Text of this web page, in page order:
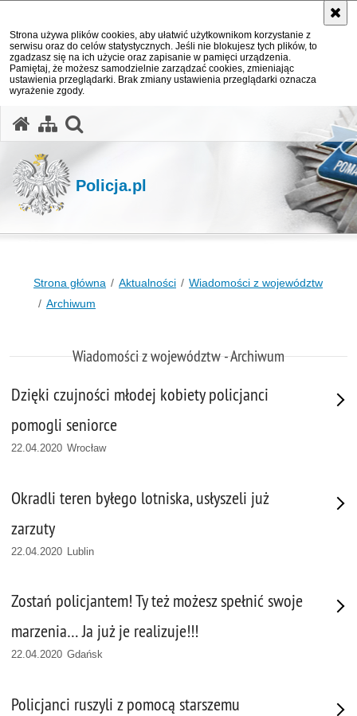
Strona używa plików cookies, aby ułatwić użytkownikom korzystanie z
serwisu oraz do celów statystycznych. Jeśli nie blokujesz tych plików, to
zgadzasz się na ich użycie oraz zapisanie w pamięci urządzenia.
Pamiętaj, że możesz samodzielnie zarządzać cookies, zmieniając
ustawienia przeglądarki. Brak zmiany ustawienia przeglądarki oznacza
wyrażenie zgody.
Policja.pl
Strona główna Aktualności
Wiadomości z województw
Archiwum
Wiadomości z województw - Archiwum
Dzięki czujności młodej kobiety policjanci
pomogli seniorce
22.04.2020 Wrocław
Okradli teren byłego lotniska, usłyszeli już
zarzuty
22.04.2020 Lublin
Zostań policjantem! Ty też możesz spełnić swoje
marzenia… Ja już je realizuje!!!
22.04.2020 Gdańsk
Policjanci ruszyli z pomocą starszemu